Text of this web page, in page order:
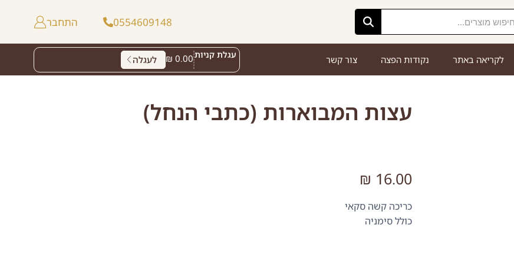
0554609148 התחבר
לקריאה באתר נקודות הפצה צור קשר עגלת קניות ₪ 0.00 לעגלה
עצות המבוארות (כתבי הנחל)
₪ 16.00
כריכה קשה סקאי
כולל סימניה